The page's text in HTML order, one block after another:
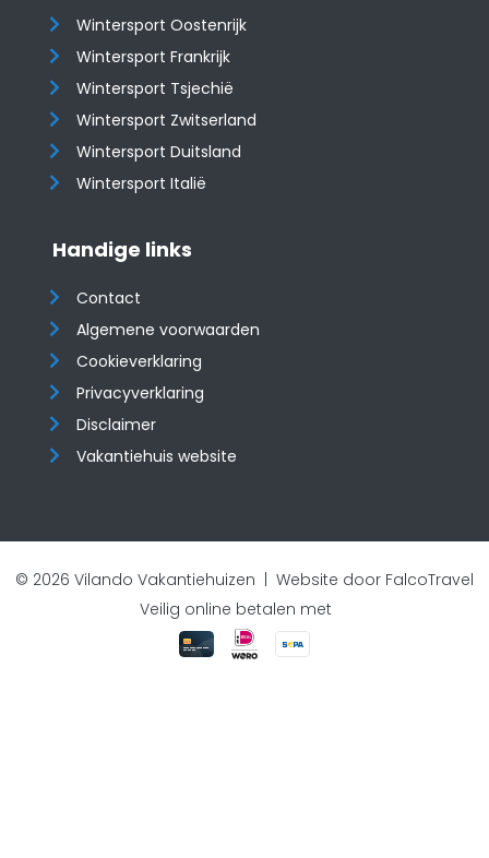
Wintersport Oostenrijk
Wintersport Frankrijk
Wintersport Tsjechië
Wintersport Zwitserland
Wintersport Duitsland
Wintersport Italië
Handige links
Contact
Algemene voorwaarden
Cookieverklaring
Privacyverklaring
Disclaimer
Vakantiehuis website
© 2026 Vilando Vakantiehuizen | Website door FalcoTravel
Veilig online betalen met